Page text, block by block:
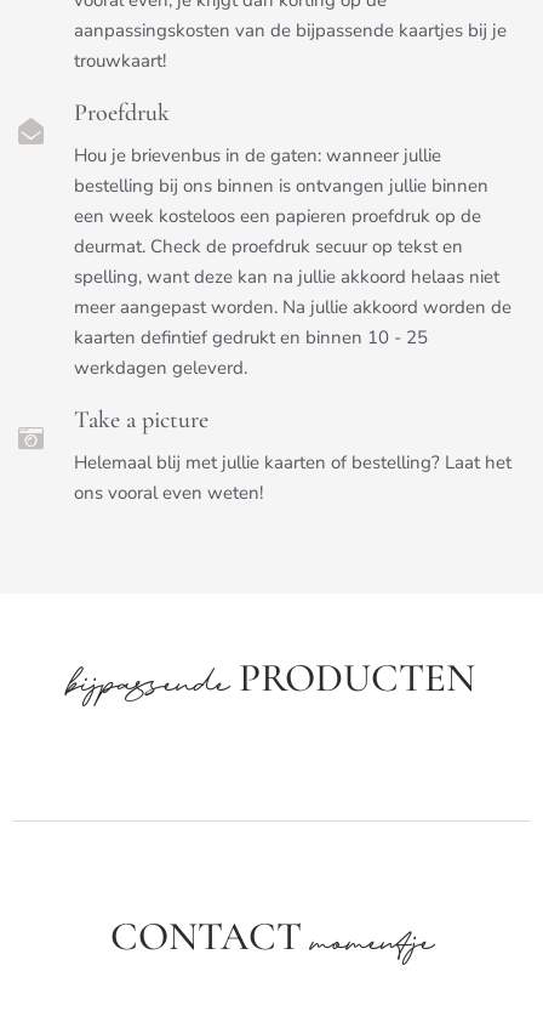
aanpassingskosten van de bijpassende kaartjes bij je
trouwkaart!
Proefdruk
Hou je brievenbus in de gaten: wanneer jullie
bestelling bij ons binnen is ontvangen jullie binnen
een week kosteloos een papieren proefdruk op de
deurmat. Check de proefdruk secuur op tekst en
spelling, want deze kan na jullie akkoord helaas niet
meer aangepast worden. Na jullie akkoord worden de
kaarten defintief gedrukt en binnen 10 - 25
werkdagen geleverd.
Take a picture
Helemaal blij met jullie kaarten of bestelling? Laat het
ons vooral even weten!
bijpassendePRODUCTEN
CONTACTmomentje